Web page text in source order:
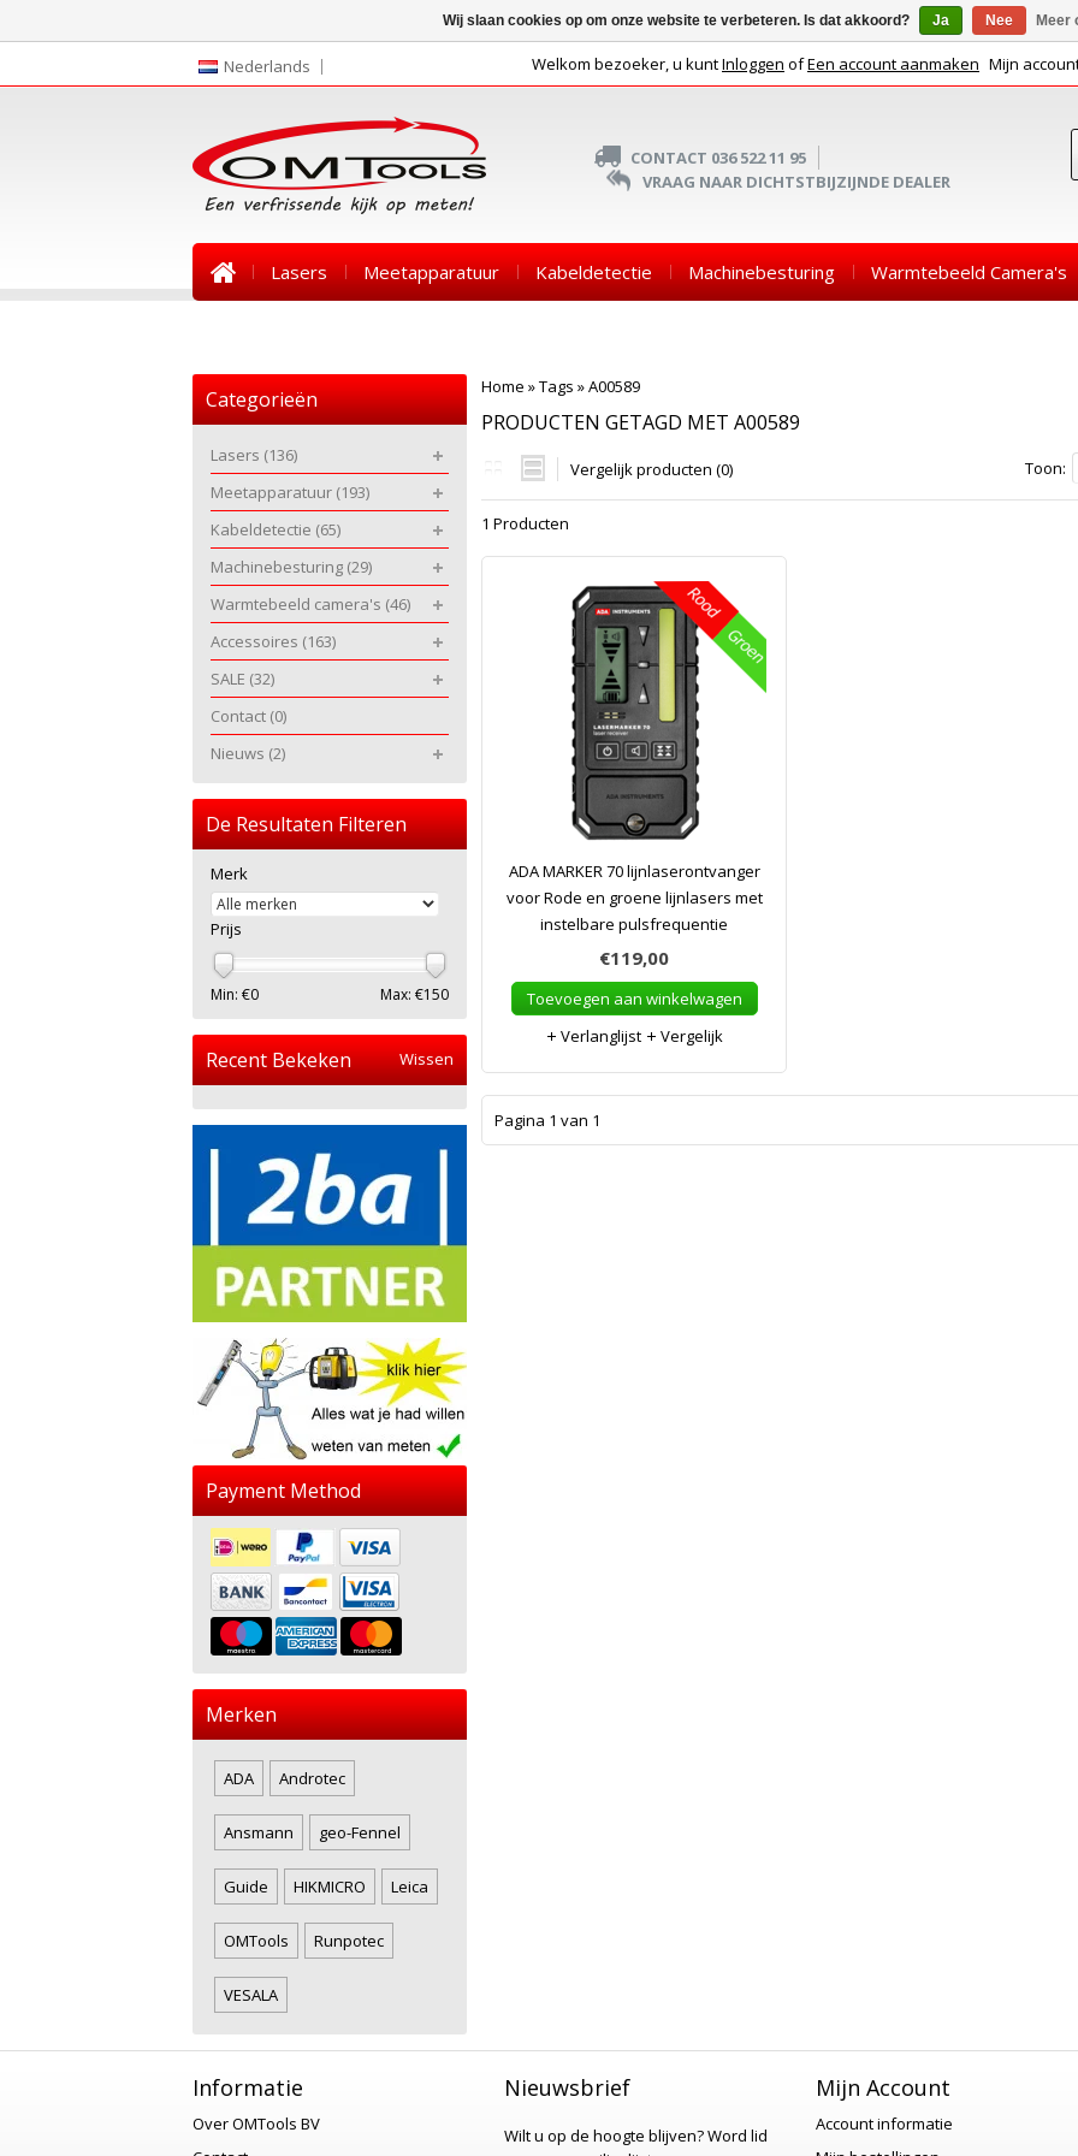
Nederlands Welkom bezoeker, u kuntInloggen ofEen account aanmaken Mijn
CONTACT 036 522 11 95
VRAAG NAAR DICHTSTBIJZIJNDE DEALER
Lasers Meetapparatuur Kabeldetectie Machinebesturing Warmtebeeld Camera's
Home »Tags »A00589
PRODUCTEN GETAGD MET A00589
Vergelijk producten (0) Toon:
1 Producten
ADA MARKER 70 lijnlaserontvanger
voor Rode en groene lijnlasers met
instelbare pulsfrequentie
€119,00
Toevoegen aan winkelwagen
Verlanglijst
Vergelijk
Pagina 1 van 1
Categorieën
Lasers (136)
Meetapparatuur (193)
Kabeldetectie (65)
Machinebesturing (29)
Warmtebeeld camera's (46)
Accessoires (163)
SALE (32)
Contact (0)
Nieuws (2)
De Resultaten Filteren
Merk
Prijs
Min: €0 Max: €150
Recent Bekeken Wissen
Payment Method
Merken
ADA Androtec
Ansmann geo-Fennel
Guide HIKMICRO Leica
OMTools Runpotec
VESALA
Informatie
Over OMTools BV
Nieuwsbrief
Wilt u op de hoogte blijven?Word lid
Mijn Account
Account informatie
Wij slaan cookies op om onze website te verbeteren. Is dat akkoord? Ja Nee Meer